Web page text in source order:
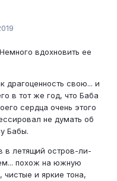
вдохновить ее
драгоценность свою... и
в тот же год, что Баба
сердца очень этого
не думать об
Бабы.
в летящий остров-ли-
похож на южную
и яркие тона,